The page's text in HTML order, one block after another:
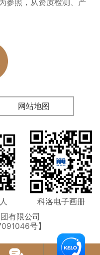
参照，从资质检测、产
网站地图
科洛电子画册
有限公司
号】